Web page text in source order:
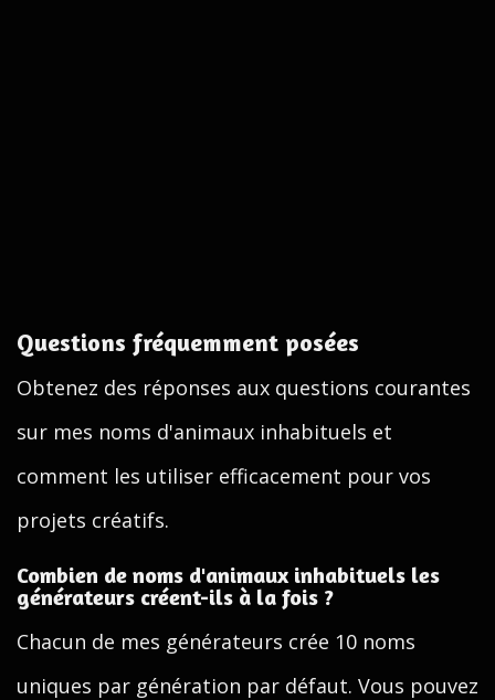
Questions fréquemment posées
Obtenez des réponses aux questions courantes
sur mes noms d'animaux inhabituels et
comment les utiliser efficacement pour vos
projets créatifs.
Combien de noms d'animaux inhabituels les
générateurs créent-ils à la fois ?
Chacun de mes générateurs crée 10 noms
uniques par génération par défaut. Vous pouvez